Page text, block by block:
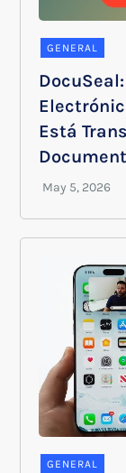
GENERAL
Está
GENERAL